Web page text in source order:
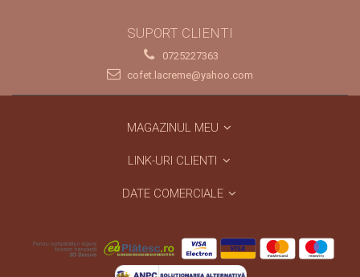
SUPORT CLIENTI
0725227363
cofet.lacreme@yahoo.com
MAGAZINUL MEU
LINK-URI CLIENTI
DATE COMERCIALE